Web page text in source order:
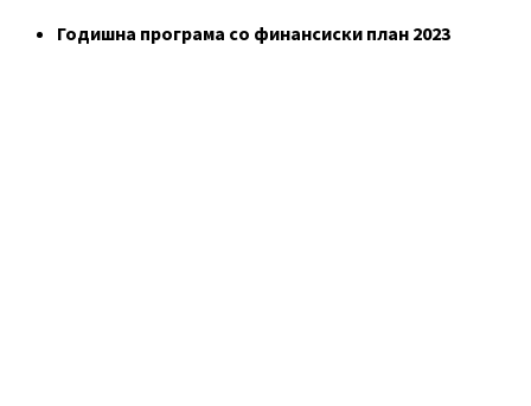
Годишна програма со финансиски план 2023